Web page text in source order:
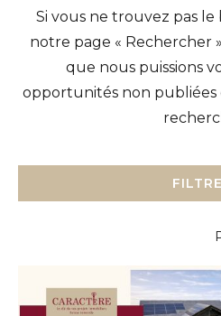
Si vous ne trouvez pas le
notre page « Rechercher
que nous puissions
opportunités non publiées